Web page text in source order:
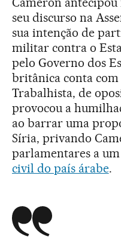
seu discurso na
sua intenção de
militar contra o
pelo Governo dos
britânica conta
Trabalhista, de
provocou a
ao barrar uma
Síria, privando
parlamentares a
civil do país árabe.